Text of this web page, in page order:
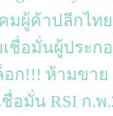
มผู้ค้าปลีกไท
ชื่อมั่นผู้ประก
ก!!! ห้ามขาย
อมั่น RSI ก.พ